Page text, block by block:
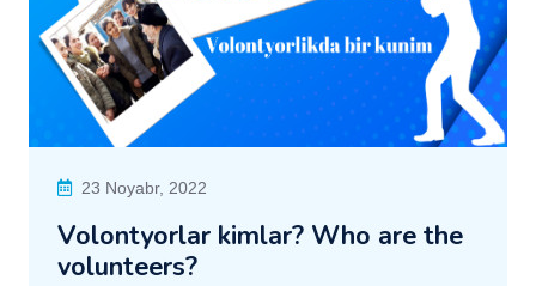
23 Noyabr, 2022
Volontyorlar kimlar? Who are the
volunteers?